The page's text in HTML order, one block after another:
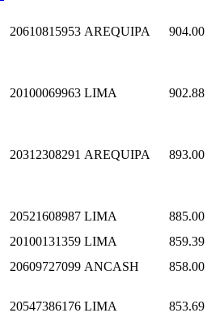
20610815953 AREQUIPA 904.00
20100069963 LIMA 902.88
20312308291 AREQUIPA 893.00
20521608987 LIMA
885.00
20100131359 LIMA
859.39
20609727099 ANCASH 858.00
20547386176 LIMA 853.69